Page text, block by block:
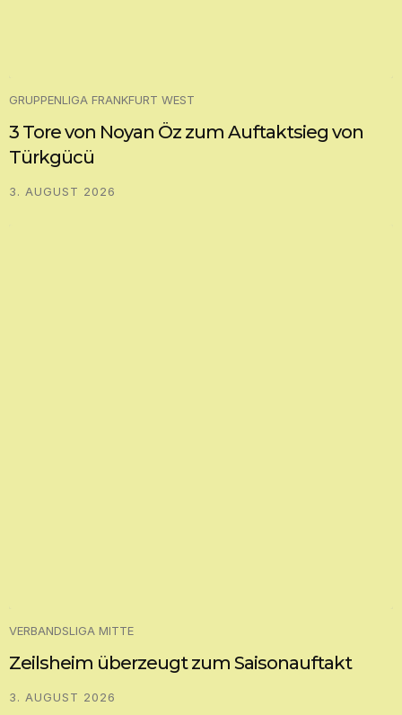
GRUPPENLIGA FRANKFURT WEST
3 Tore von Noyan Öz zum Auftaktsieg von
Türkgücü
3. AUGUST 2026
VERBANDSLIGA MITTE
Zeilsheim überzeugt zum Saisonauftakt
3. AUGUST 2026